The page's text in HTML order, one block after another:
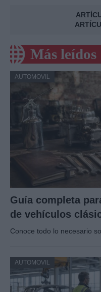
Más leídos
AUTOMOVIL
Guía completa
de vehículos
Conoce todo lo necesario
AUTOMOVIL